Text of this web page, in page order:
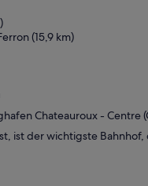
(15,9 km)
Chateauroux - Centre
ist der wichtigste